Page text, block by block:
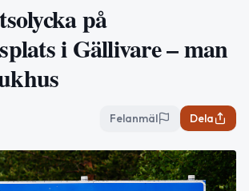
på
i Gällivare – man
Felanmäl Dela